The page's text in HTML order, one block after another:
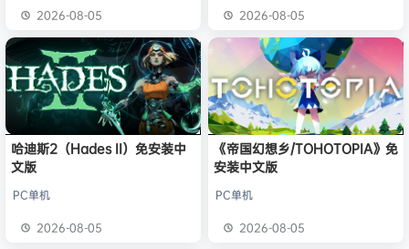
2026-08-05 2026-08-05
哈迪斯2（Hades II）免安装中
文版
PC单机
2026-08-05
《帝国幻想乡/TOHOTOPIA》免
安装中文版
PC单机
2026-08-05